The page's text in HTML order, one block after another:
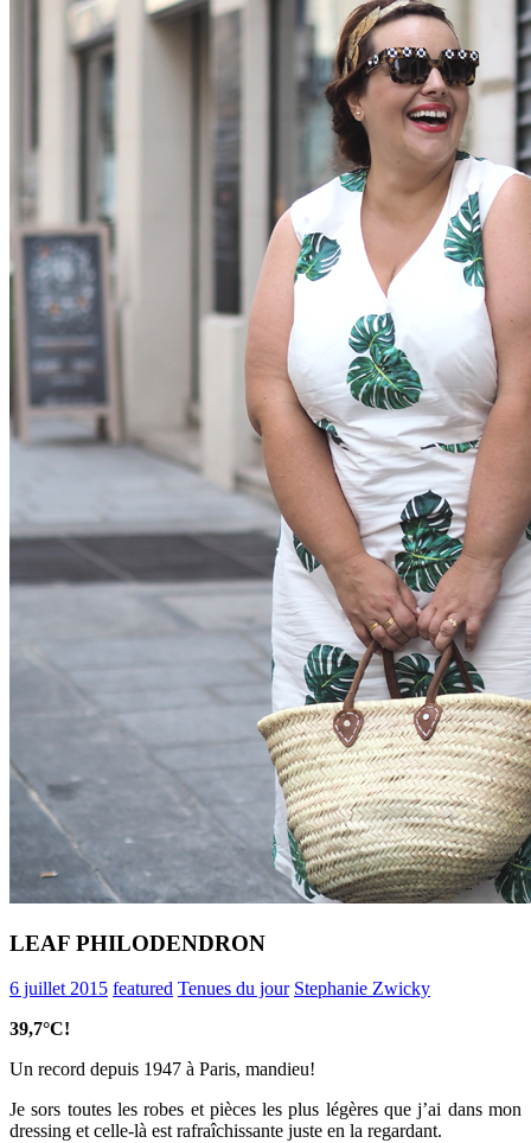
LEAF PHILODENDRON
6 juillet 2015 featured Tenues du jour Stephanie Zwicky
39,7°C!
Un record depuis 1947 à Paris, mandieu!
Je sors toutes les robes et pièces les plus légères que j’ai dans mon
dressing et celle-là est rafraîchissante juste en la regardant.